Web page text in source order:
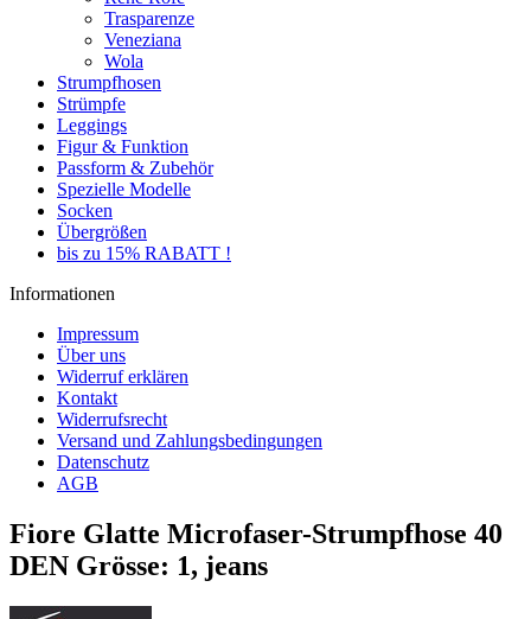
Trasparenze
Veneziana
Wola
Strumpfhosen
Strümpfe
Leggings
Figur & Funktion
Passform & Zubehör
Spezielle Modelle
Socken
Übergrößen
bis zu 15% RABATT !
Informationen
Impressum
Über uns
Widerruf erklären
Kontakt
Widerrufsrecht
Versand und Zahlungsbedingungen
Datenschutz
AGB
Fiore Glatte Microfaser-Strumpfhose 40
DEN Grösse: 1, jeans